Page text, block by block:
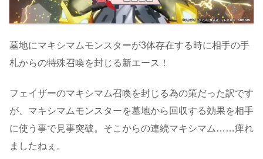
墓地にマキシマムモンスターが3体存在する時に相手の手
札からの特殊召喚を封じる新エース！
フェイザーのマキシマム召喚を封じる為の策だった訳です
が、マキシマムモンスターを墓地から回収する効果を相手
に使う事で見事突破。そこからの連続マキシマム……痺れ
ましたねぇ。